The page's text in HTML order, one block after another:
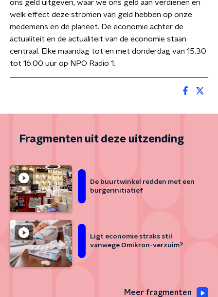
ons geld uitgeven, waar we ons geld aan verdienen en
welk effect deze stromen van geld hebben op onze
medemens en de planeet. De economie achter de
actualiteit en de actualiteit van de economie staan
centraal. Elke maandag tot en met donderdag van 15.30
tot 16.00 uur op NPO Radio 1.
Fragmenten uit deze uitzending
De buurtwinkel redden met een
burgerinitiatief
Ligt economie straks stil
vanwege Omikron-verzuim?
Meer fragmenten